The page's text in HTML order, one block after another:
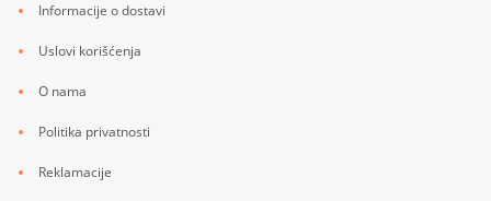
Informacije o dostavi
Uslovi korišćenja
O nama
Politika privatnosti
Reklamacije